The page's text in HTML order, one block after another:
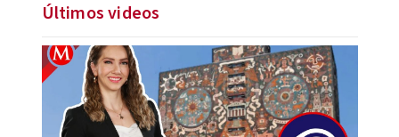
Últimos videos